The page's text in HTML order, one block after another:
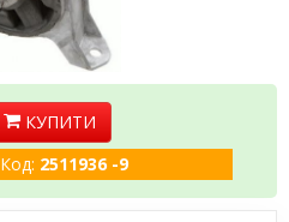
КУПИТИ
Код: 2511936 -9